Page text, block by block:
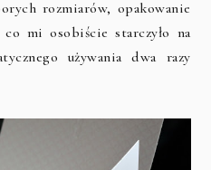
rozmiarów, opakowanie
mi osobiście starczyło na
używania dwa razy